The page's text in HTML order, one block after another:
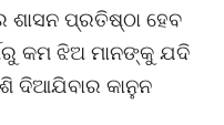
ଶାସନ ପ୍ରତିଷ୍ଠା ହେବ
କମ ଝିଅ ମାନଙ୍କୁ ଯଦି
ଦିଆଯିବାର କାନୁନ